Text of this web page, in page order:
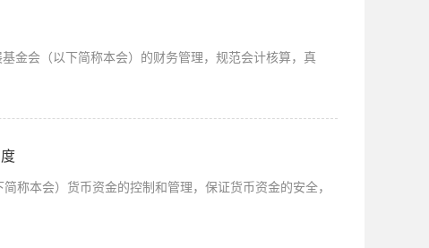
金会（以下简称本会）的财务管理，规范会计核算，真
称本会）货币资金的控制和管理，保证货币资金的安全，